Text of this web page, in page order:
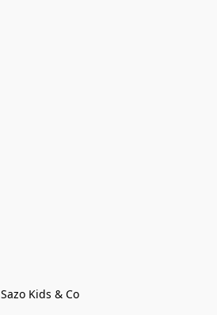
Sazo Kids & Co